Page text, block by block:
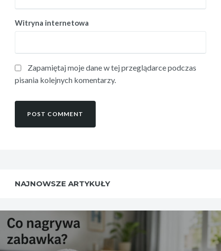
Witryna internetowa
Zapamiętaj moje dane w tej przeglądarce podczas
pisania kolejnych komentarzy.
NAJNOWSZE ARTYKUŁY